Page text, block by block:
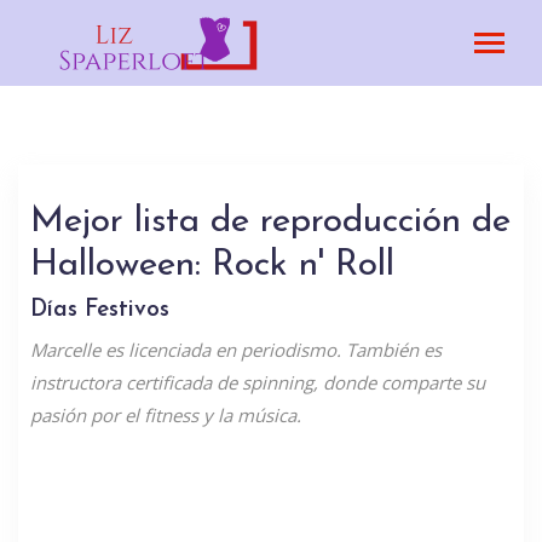
Mejor lista de reproducción de
Halloween: Rock n' Roll
Días Festivos
Marcelle es licenciada en periodismo. También es
instructora certificada de spinning, donde comparte su
pasión por el fitness y la música.